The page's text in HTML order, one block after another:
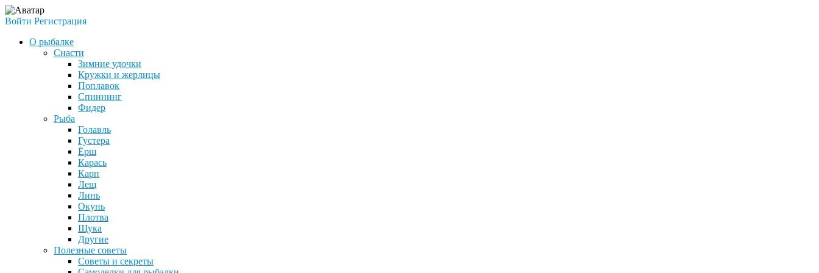
Войти Регистрация
О рыбалке
Снасти
Зимние удочки
Кружки и жерлицы
Поплавок
Спиннинг
Фидер
Рыба
Голавль
Густера
Ёрш
Карась
Карп
Лещ
Линь
Окунь
Плотва
Щука
Другие
Полезные советы
Советы и секреты